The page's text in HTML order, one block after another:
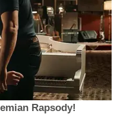
Rapsody!